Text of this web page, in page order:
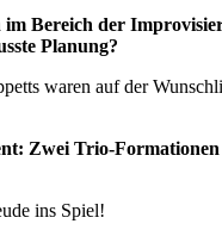
Bereich der
Planung?
waren auf der
Zwei Trio-
ins Spiel!